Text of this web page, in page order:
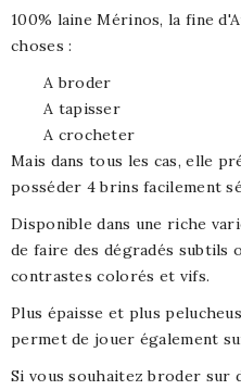
100% laine Mérinos, la fine
choses :
A broder
A tapisser
A crocheter
Mais dans tous les cas, elle
posséder 4 brins facilement
Disponible dans une riche
de faire des dégradés subtils
contrastes colorés et vifs.
Plus épaisse et plus
permet de jouer également
Si vous souhaitez broder sur